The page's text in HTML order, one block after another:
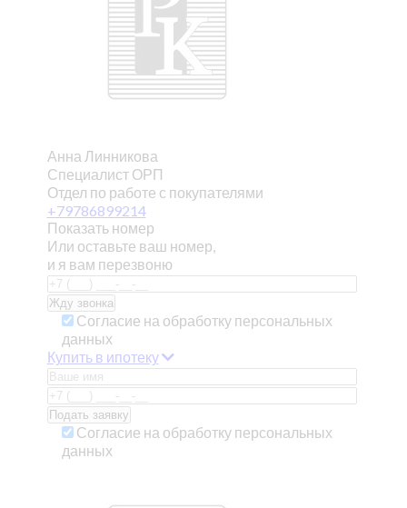
Анна Линникова
Специалист ОРП
Отдел по работе с покупателями
+79786899214
Показать номер
Или оставьте ваш номер,
и я вам перезвоню
Согласие на обработку персональных
данных
Купить в ипотеку
Согласие на обработку персональных
данных